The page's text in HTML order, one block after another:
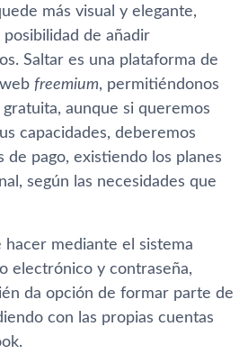
más visual y elegante,
de añadir
Saltar es una plataforma de
freemium, permitiéndonos
aunque si queremos
capacidades, deberemos
de pago, existiendo los planes
según las necesidades que
hacer mediante el sistema
electrónico y contraseña,
da opción de formar parte de
con las propias cuentas